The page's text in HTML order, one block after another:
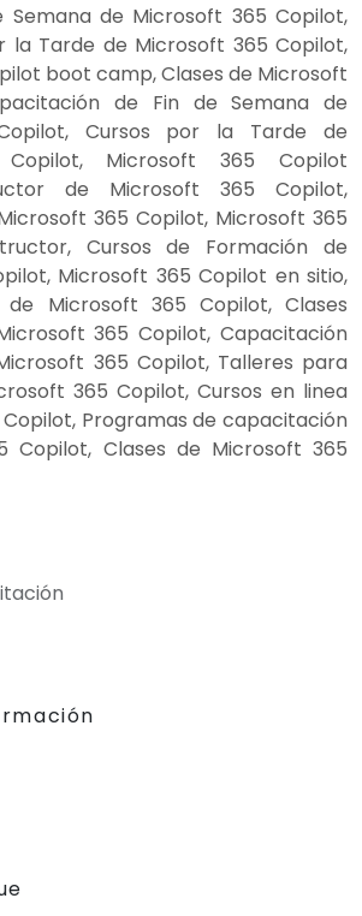
Semana de Microsoft 365 Copilot,
la Tarde de Microsoft 365 Copilot,
boot camp, Clases de Microsoft
de Fin de Semana de
Cursos por la Tarde de
Microsoft 365 Copilot
de Microsoft 365 Copilot,
365 Copilot, Microsoft 365
Cursos de Formación de
Microsoft 365 Copilot en sitio,
de Microsoft 365 Copilot, Clases
365 Copilot, Capacitación
365 Copilot, Talleres para
365 Copilot, Cursos en linea
Programas de capacitación
Copilot, Clases de Microsoft 365